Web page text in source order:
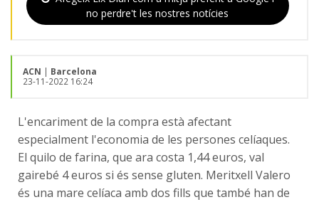
no perdre't les nostres notícies
ACN | Barcelona
23-11-2022 16:24
L'encariment de la compra està afectant
especialment l'economia de les persones celíaques.
El quilo de farina, que ara costa 1,44 euros, val
gairebé 4 euros si és sense gluten. Meritxell Valero
és una mare celíaca amb dos fills que també han de